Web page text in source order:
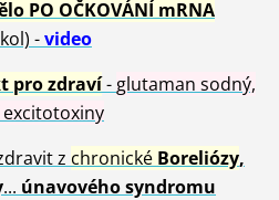
PO OČKOVÁNÍ mRNA
-video
pro zdraví- glutaman sodný,
z chronické Boreliózy,
... únavového syndromu